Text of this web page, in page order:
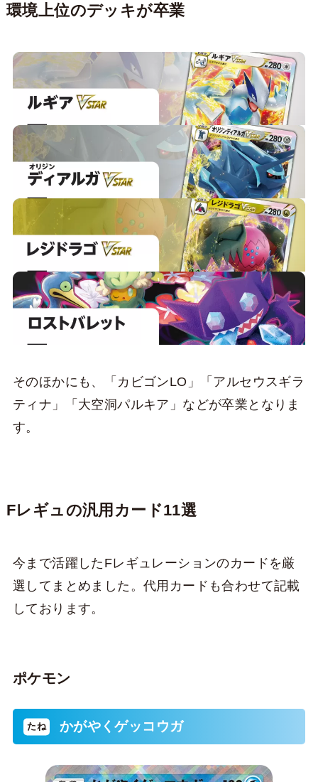
環境上位のデッキが卒業
そのほかにも、「カビゴンLO」「アルセウスギラ
ティナ」「大空洞パルキア」などが卒業となりま
す。
Fレギュの汎用カード11選
今まで活躍したFレギュレーションのカードを厳
選してまとめました。代用カードも合わせて記載
しております。
ポケモン
かがやくゲッコウガ